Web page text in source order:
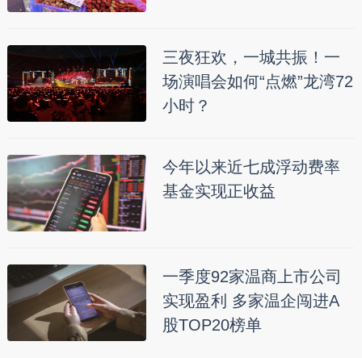
三夜狂欢，一城共振！一
场演唱会如何“点燃”龙湾72
小时？
今年以来近七成浮动费率
基金实现正收益
一季度92家温商上市公司
实现盈利 多家温企闯进A
股TOP20榜单